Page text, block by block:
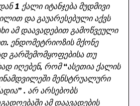
1 ქალი იტანჯება მუდმივი
და გაუარესებული აქვს
ამ დაავადებით გამოწვეული
ენდომეტრიოზის მქონე
გარშემომყოფებისა თუ
იღებენ, რომ “ასეთია ქალის
მენსტრუალური
. არ არსებობს
ამ დაავადების